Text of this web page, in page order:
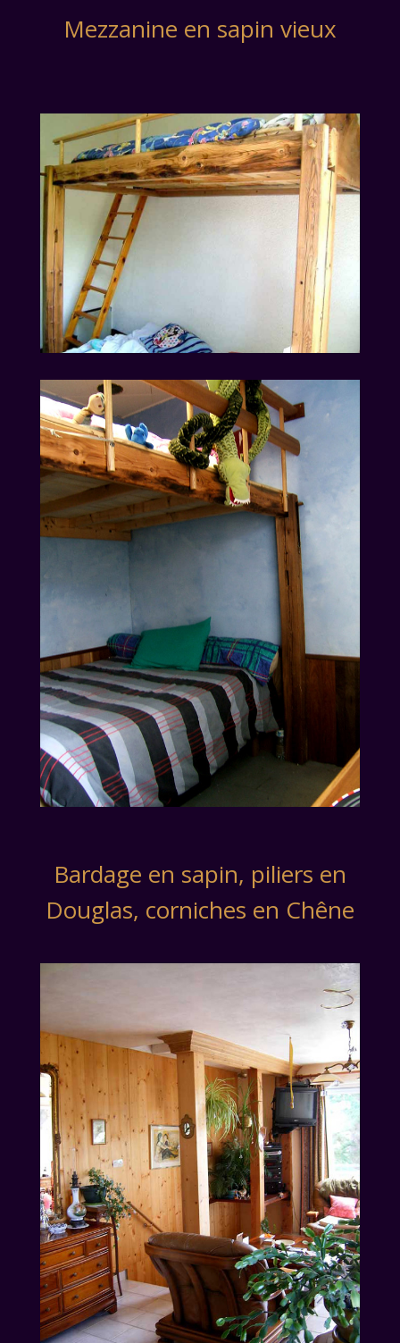
Mezzanine en sapin vieux
Bardage en sapin, piliers en
Douglas, corniches en Chêne